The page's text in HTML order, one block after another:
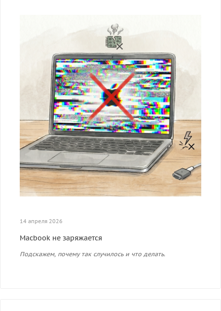
14 апреля 2026
Macbook не заряжается
Подскажем, почему так случилось и что делать.